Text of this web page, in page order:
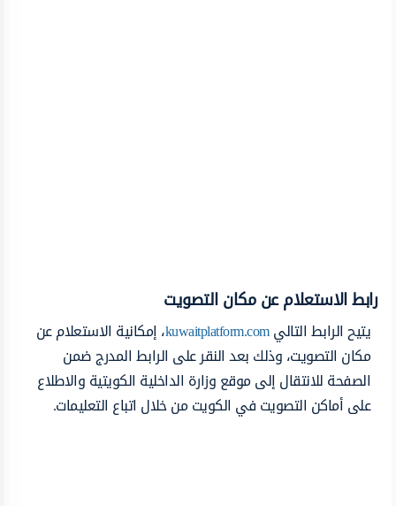
رابط الاستعلام عن مكان التصويت
يتيح الرابط التاليkuwaitplatform.com، إمكانية الاستعلام عن
مكان التصويت، وذلك بعد النقر على الرابط المدرج ضمن
الصفحة للانتقال إلى موقع وزارة الداخلية الكويتية والاطلاع
على أماكن التصويت في الكويت من خلال اتباع التعليمات.